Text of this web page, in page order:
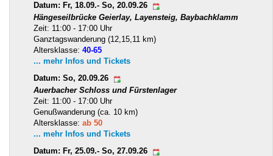
Datum: Fr, 18.09.- So, 20.09.26
Hängeseilbrücke Geierlay, Layensteig, Baybachklamm
Zeit: 11:00 - 17:00 Uhr
Ganztagswanderung (12,15,11 km)
Altersklasse: 40-65
... mehr Infos und Tickets
Datum: So, 20.09.26
Auerbacher Schloss und Fürstenlager
Zeit: 11:00 - 17:00 Uhr
Genußwanderung (ca. 10 km)
Altersklasse: ab 50
... mehr Infos und Tickets
Datum: Fr, 25.09.- So, 27.09.26